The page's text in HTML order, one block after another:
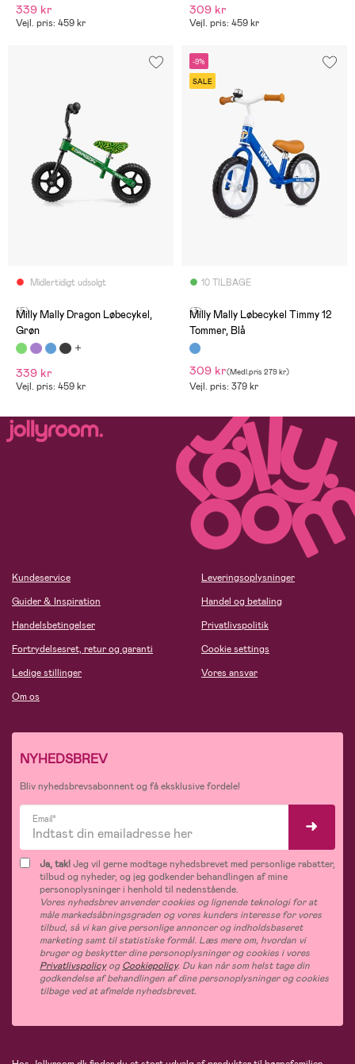
339 kr
Vejl. pris: 459 kr
309 kr
Vejl. pris: 459 kr
Midlertidigt udsolgt
(5)
Milly Mally Dragon Løbecykel,
Grøn
339 kr
Vejl. pris: 459 kr
-9%
SALE
10 TILBAGE
(3)
Milly Mally Løbecykel Timmy 12
Tommer, Blå
309 kr(Medl.pris 279 kr)
Vejl. pris: 379 kr
Kundeservice
Guider & Inspiration
Handelsbetingelser
Fortrydelsesret, retur og garanti
Ledige stillinger
Om os
Leveringsoplysninger
Handel og betaling
Privatlivspolitik
Cookie settings
Vores ansvar
NYHEDSBREV
Bliv nyhedsbrevsabonnent og få eksklusive fordele!
Email*
Ja, tak!Jeg vil gerne modtage nyhedsbrevet med personlige rabatter,
tilbud og nyheder, og jeg godkender behandlingen af mine
personoplysninger i henhold til nedenstående.
Vores nyhedsbrev anvender cookies og lignende teknologi for at
måle markedsåbningsgraden og vores kunders interesse for vores
tilbud, så vi kan give personlige annoncer og indholdsbaseret
marketing samt til statistiske formål. Læs mere om, hvordan vi
bruger og beskytter dine personoplysninger og cookies i vores
PrivatlivspolicyogCookiepolicy. Du kan når som helst tage din
godkendelse af behandlingen af dine personoplysninger og cookies
tilbage ved at afmelde nyhedsbrevet.